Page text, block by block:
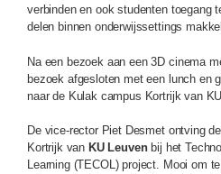
verbinden en ook studenten toegang
delen binnen onderwijssettings
Na een bezoek aan een 3D cinema
bezoek afgesloten met een lunch en
naar de Kulak campus Kortrijk van
De vice-rector Piet Desmet ontving
Kortrijk van KU Leuvenbij het
Learning (TECOL) project. Mooi om